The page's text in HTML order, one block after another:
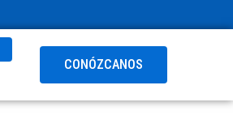
CONÓZCANOS